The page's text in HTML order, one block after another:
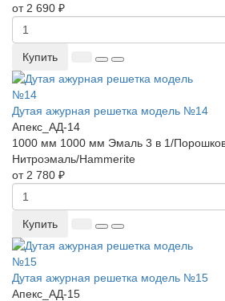
от 2 690 ₽
Купить
Дутая ажурная решетка модель №14
Апекс_АД-14
1000 мм 1000 мм Эмаль 3 в 1/
Нитроэмаль/Hammerite
от 2 780 ₽
Купить
Дутая ажурная решетка модель №15
Апекс_АД-15